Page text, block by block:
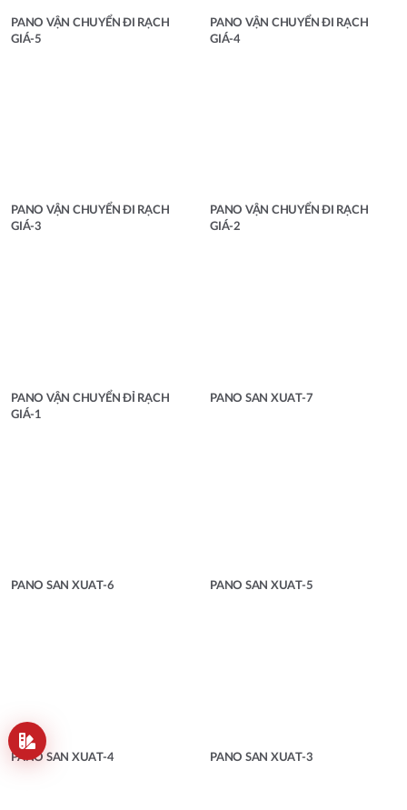
PANO VẬN CHUYỂN ĐI RẠCH
GIÁ-5
PANO VẬN CHUYỂN ĐI RẠCH
GIÁ-4
PANO VẬN CHUYỂN ĐI RẠCH
GIÁ-3
PANO VẬN CHUYỂN ĐI RẠCH
GIÁ-2
PANO VẬN CHUYỂN ĐỈ RẠCH
GIÁ-1
PANO SAN XUAT-7
PANO SAN XUAT-6 PANO SAN XUAT-5
PANO SAN XUAT-4 PANO SAN XUAT-3